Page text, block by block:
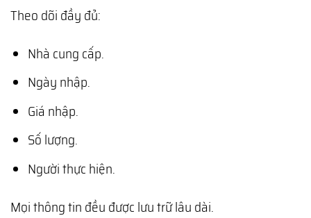
Theo dõi đầy đủ:
Nhà cung cấp.
Ngày nhập.
Giá nhập.
Số lượng.
Người thực hiện.
Mọi thông tin đều được lưu trữ lâu dài.